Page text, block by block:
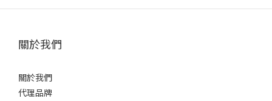
關於我們
關於我們
代理品牌